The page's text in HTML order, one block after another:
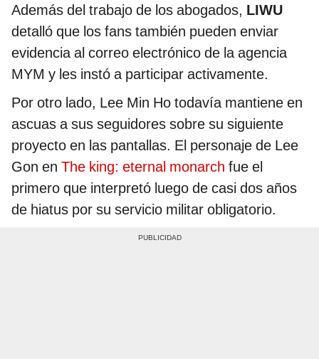
Además del trabajo de los abogados, LIWU
detalló que los fans también pueden enviar
evidencia al correo electrónico de la agencia
MYM y les instó a participar activamente.
Por otro lado, Lee Min Ho todavía mantiene en
ascuas a sus seguidores sobre su siguiente
proyecto en las pantallas. El personaje de Lee
Gon en The king: eternal monarch fue el
primero que interpretó luego de casi dos años
de hiatus por su servicio militar obligatorio.